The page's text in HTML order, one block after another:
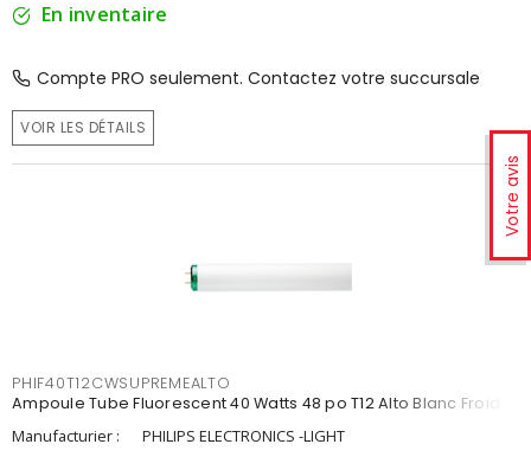
Votre avis
En inventaire
Compte PRO seulement. Contactez votre succursale
VOIR LES DÉTAILS
PHIF40T12CWSUPREMEALTO
Ampoule Tube Fluorescent 40 Watts 48 po T12 Alto Blanc Froid
Manufacturier :
PHILIPS ELECTRONICS -LIGHT